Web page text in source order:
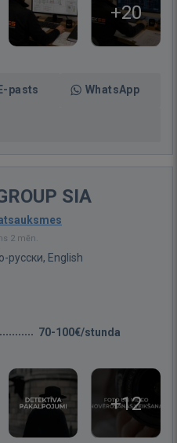
+20
E-pasts WhatsApp
SIA
2 mēn.
русски, English
70-100€/stunda
+12